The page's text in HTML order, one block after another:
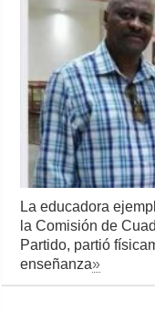
La educadora
la Comisión de
Partido, partió
enseñanza»